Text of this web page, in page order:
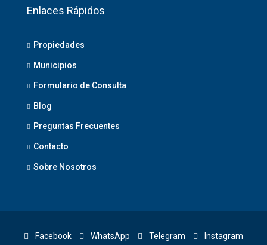
Enlaces Rápidos
Propiedades
Municipios
Formulario de Consulta
Blog
Preguntas Frecuentes
Contacto
Sobre Nosotros
Facebook WhatsApp Telegram Instagram